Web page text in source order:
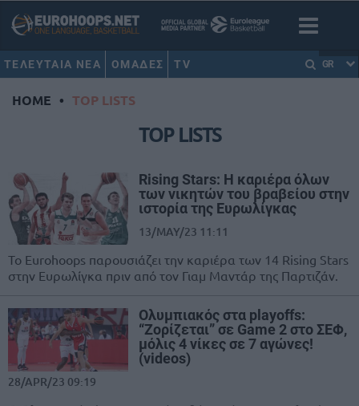
ΤΕΛΕΥΤΑΙΑ ΝΕΑ ΟΜΑΔΕΣ TV GR
HOME • TOP LISTS
TOP LISTS
Rising Stars: Η καριέρα όλων
των νικητών του βραβείου στην
ιστορία της Ευρωλίγκας
13/MAY/23 11:11
Το Eurohoops παρουσιάζει την καριέρα των 14 Rising Stars
στην Ευρωλίγκα πριν από τον Γιαμ Μαντάρ της Παρτιζάν.
Ολυμπιακός στα playoffs:
“Ζορίζεται” σε Game 2 στο ΣΕΦ,
μόλις 4 νίκες σε 7 αγώνες!
(videos)
28/APR/23 09:19